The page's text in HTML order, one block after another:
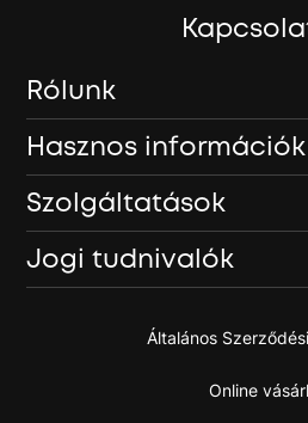
Rólunk
Hasznos információk
Szolgáltatások
Jogi tudnivalók
Általános
Online